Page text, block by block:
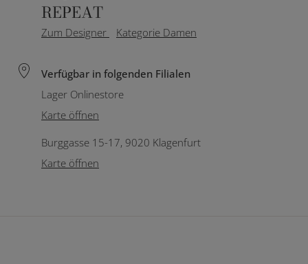
REPEAT
Zum Designer Kategorie Damen
Verfügbar in folgenden Filialen
Lager Onlinestore
Karte öffnen
Burggasse 15-17, 9020 Klagenfurt
Karte öffnen